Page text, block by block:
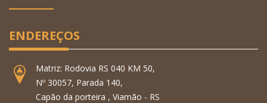
ENDEREÇOS
Matriz: Rodovia RS 040 KM 50,
Nº 30057, Parada 140,
Capão da porteira , Viamão - RS